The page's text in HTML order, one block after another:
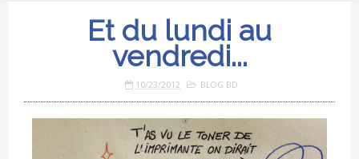
Et du lundi au
vendredi...
10/23/2012 BLOG BD